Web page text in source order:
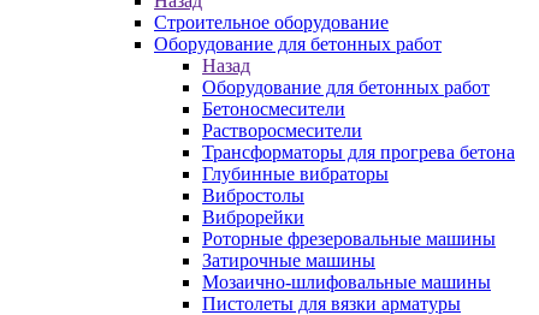
Строительное оборудование
Оборудование для бетонных работ
Назад
Оборудование для бетонных работ
Бетоносмесители
Растворосмесители
Трансформаторы для прогрева бетона
Глубинные вибраторы
Вибростолы
Виброрейки
Роторные фрезеровальные машины
Затирочные машины
Мозаично-шлифовальные машины
Пистолеты для вязки арматуры